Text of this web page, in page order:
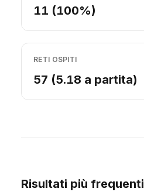
11 (100%)
RETI OSPITI
57 (5.18 a partita)
Risultati più frequenti